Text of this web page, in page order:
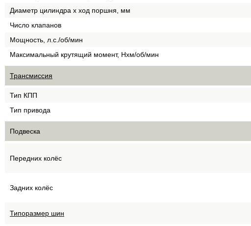
Диаметр цилиндра х ход поршня, мм
Число клапанов
Мощность, л.с./об/мин
Максимальный крутящий момент, Нхм/об/мин
Трансмиссия
Тип КПП
Тип привода
Подвеска
Передних колёс
Задних колёс
Типоразмер шин